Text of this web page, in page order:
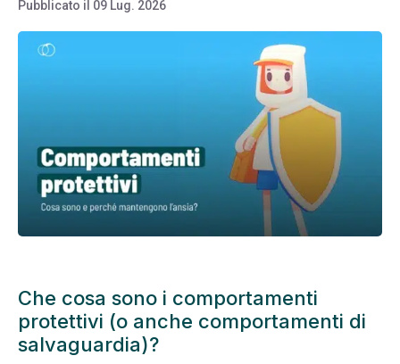
Pubblicato il 09 Lug. 2026
Che cosa sono i comportamenti
protettivi (o anche comportamenti di
salvaguardia)?